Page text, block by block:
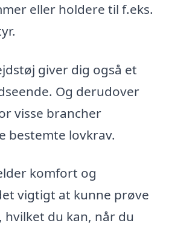
eller holdere til f.eks.
giver dig også et
Og derudover
visse brancher
bestemte lovkrav.
komfort og
vigtigt at kunne prøve
du kan, når du